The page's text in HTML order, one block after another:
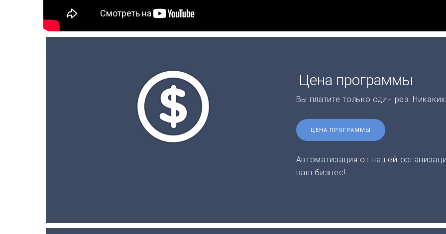
Цена программы
Вы платите только один раз.
ЦЕНА ПРОГРАММЫ
Автоматизация от нашей
ваш бизнес!